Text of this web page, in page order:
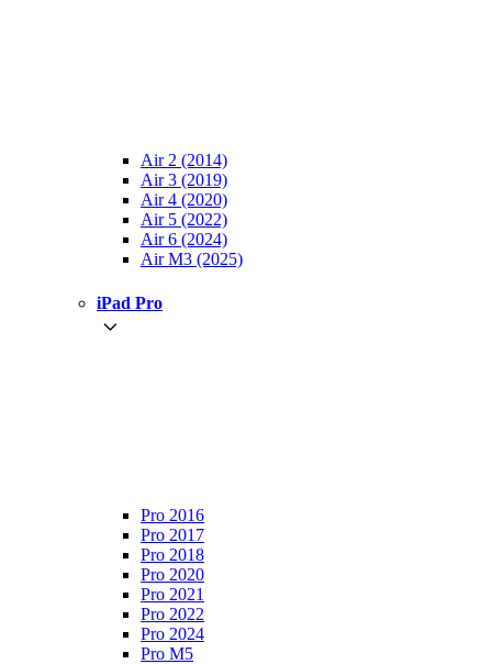
Air 2 (2014)
Air 3 (2019)
Air 4 (2020)
Air 5 (2022)
Air 6 (2024)
Air M3 (2025)
iPad Pro
Pro 2016
Pro 2017
Pro 2018
Pro 2020
Pro 2021
Pro 2022
Pro 2024
Pro M5